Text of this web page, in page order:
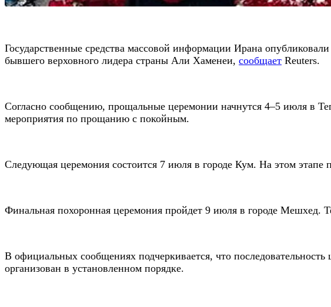
Государственные средства массовой информации Ирана
бывшего верховного лидера страны Али Хаменеи, сообщает Reuters.
Согласно сообщению, прощальные церемонии начнутся 4–5 июля в
мероприятия по прощанию с покойным.
Следующая церемония состоится 7 июля в городе Кум. На этом
Финальная похоронная церемония пройдет 9 июля в городе Мешхед.
В официальных сообщениях подчеркивается, что
организован в установленном порядке.